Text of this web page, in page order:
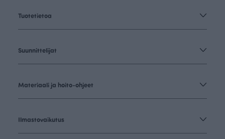
Tuotetietoa
Suunnittelijat
Materiaali ja hoito-ohjeet
Ilmastovaikutus